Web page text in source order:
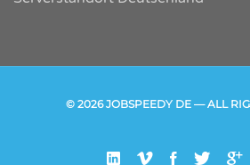
© 2026 JOBSPEEDY DE — ALL
LinkedVimeo
Facebook